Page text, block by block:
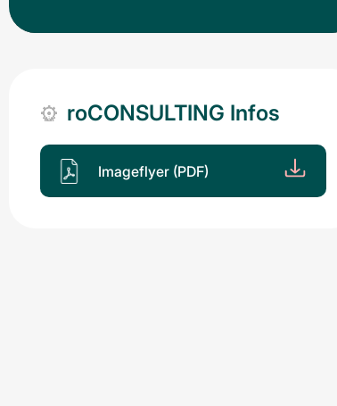
roCONSULTING Infos
Imageflyer (PDF)